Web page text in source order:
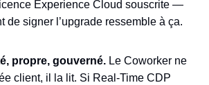
Experience Cloud souscrite —
de signer l’upgrade ressemble à ça.
propre, gouverné. Le Coworker ne
client, il la lit. Si Real-Time CDP